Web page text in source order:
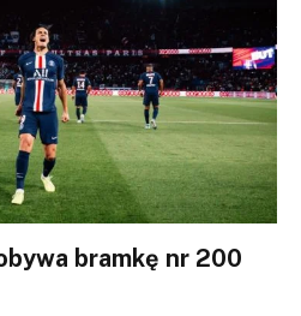
bramkę nr 200